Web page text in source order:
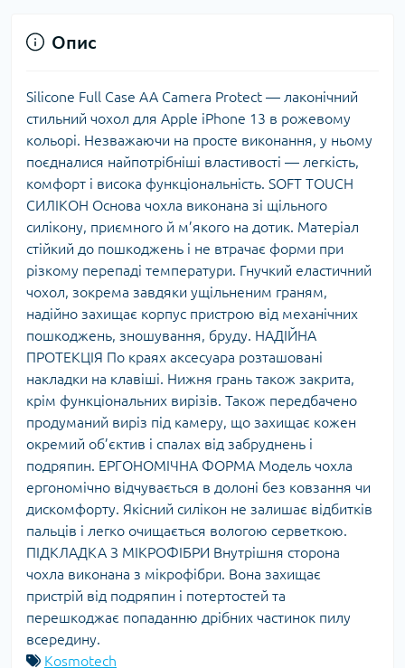
Опис
Silicone Full Case AA Camera Protect — лаконічний
стильний чохол для Apple iPhone 13 в рожевому
кольорі. Незважаючи на просте виконання, у ньому
поєдналися найпотрібніші властивості — легкість,
комфорт і висока функціональність. SOFT TOUCH
СИЛІКОН Основа чохла виконана зі щільного
силікону, приємного й м’якого на дотик. Матеріал
стійкий до пошкоджень і не втрачає форми при
різкому перепаді температури. Гнучкий еластичний
чохол, зокрема завдяки ущільненим граням,
надійно захищає корпус пристрою від механічних
пошкоджень, зношування, бруду. НАДІЙНА
ПРОТЕКЦІЯ По краях аксесуара розташовані
накладки на клавіші. Нижня грань також закрита,
крім функціональних вирізів. Також передбачено
продуманий виріз під камеру, що захищає кожен
окремий об’єктив і спалах від забруднень і
подряпин. ЕРГОНОМІЧНА ФОРМА Модель чохла
ергономічно відчувається в долоні без ковзання чи
дискомфорту. Якісний силікон не залишає відбитків
пальців і легко очищається вологою серветкою.
ПІДКЛАДКА З МІКРОФІБРИ Внутрішня сторона
чохла виконана з мікрофібри. Вона захищає
пристрій від подряпин і потертостей та
перешкоджає попаданню дрібних частинок пилу
всередину.
Kosmotech